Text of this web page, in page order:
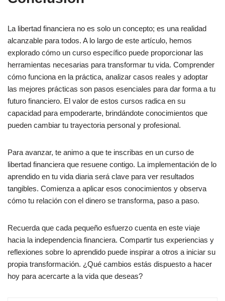
La libertad financiera no es solo un concepto; es una realidad
alcanzable para todos. A lo largo de este artículo, hemos
explorado cómo un curso específico puede proporcionar las
herramientas necesarias para transformar tu vida. Comprender
cómo funciona en la práctica, analizar casos reales y adoptar
las mejores prácticas son pasos esenciales para dar forma a tu
futuro financiero. El valor de estos cursos radica en su
capacidad para empoderarte, brindándote conocimientos que
pueden cambiar tu trayectoria personal y profesional.
Para avanzar, te animo a que te inscribas en un curso de
libertad financiera que resuene contigo. La implementación de lo
aprendido en tu vida diaria será clave para ver resultados
tangibles. Comienza a aplicar esos conocimientos y observa
cómo tu relación con el dinero se transforma, paso a paso.
Recuerda que cada pequeño esfuerzo cuenta en este viaje
hacia la independencia financiera. Compartir tus experiencias y
reflexiones sobre lo aprendido puede inspirar a otros a iniciar su
propia transformación. ¿Qué cambios estás dispuesto a hacer
hoy para acercarte a la vida que deseas?